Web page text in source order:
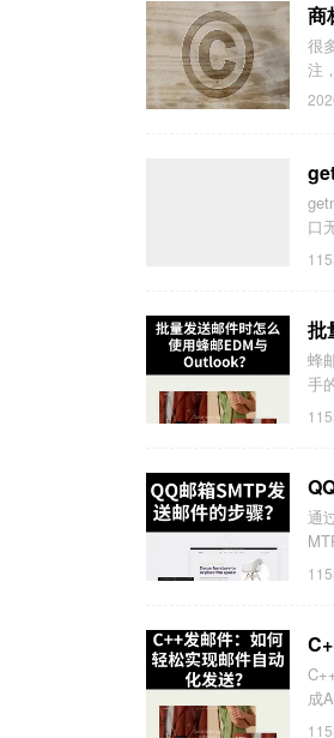
商
很
注
口
批
蜂
手
通
成